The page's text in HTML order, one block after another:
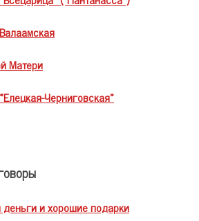
Матери
Черниговская»
и хорошие подарки